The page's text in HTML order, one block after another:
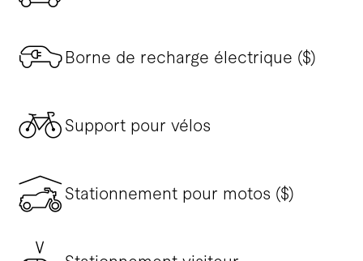
Borne de recharge électrique ($)
Support pour vélos
Stationnement pour motos ($)